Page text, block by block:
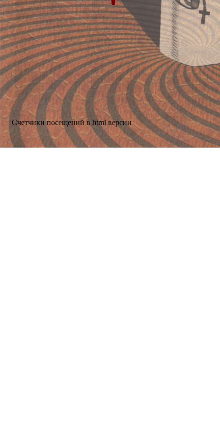
Счетчики посещений в html версии